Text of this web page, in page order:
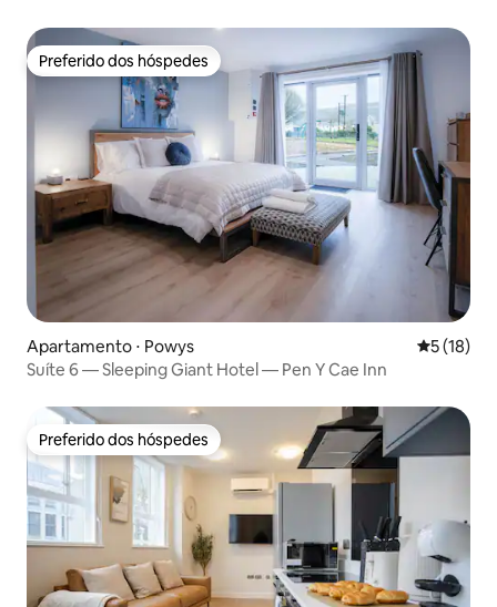
Preferido dos hóspedes
Preferido dos hóspedes
Apartamento ⋅ Powys 5 de uma
5 (18)
Suíte 6 — Sleeping Giant Hotel — Pen Y Cae Inn
Preferido dos hóspedes
Preferido dos hóspedes